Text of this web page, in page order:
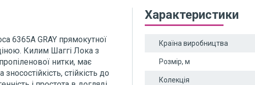
6365A GRAY прямокутної
Килим Шаггі Лока з
нитки, має
стійкість до
Характеристики
Країна виробництва
Розмір, м
Колекція